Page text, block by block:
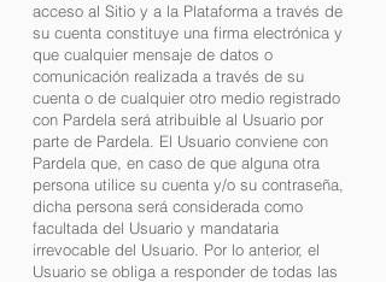
acceso al Sitio y a la Plataforma a través de
su cuenta constituye una firma electrónica y
que cualquier mensaje de datos o
comunicación realizada a través de su
cuenta o de cualquier otro medio registrado
con Pardela será atribuible al Usuario por
parte de Pardela. El Usuario conviene con
Pardela que, en caso de que alguna otra
persona utilice su cuenta y/o su contraseña,
dicha persona será considerada como
facultada del Usuario y mandataria
irrevocable del Usuario. Por lo anterior, el
Usuario se obliga a responder de todas las